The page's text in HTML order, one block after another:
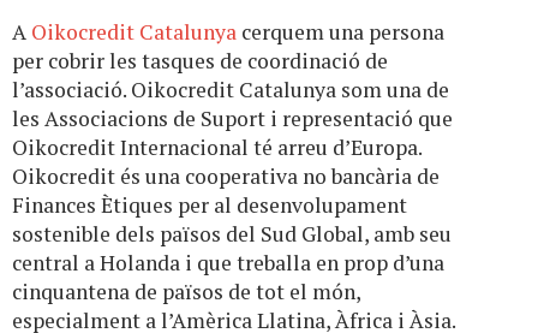
A Oikocredit Catalunya cerquem una persona
per cobrir les tasques de coordinació de
l’associació. Oikocredit Catalunya som una de
les Associacions de Suport i representació que
Oikocredit Internacional té arreu d’Europa.
Oikocredit és una cooperativa no bancària de
Finances Ètiques per al desenvolupament
sostenible dels països del Sud Global, amb seu
central a Holanda i que treballa en prop d’una
cinquantena de països de tot el món,
especialment a l’Amèrica Llatina, Àfrica i Àsia.